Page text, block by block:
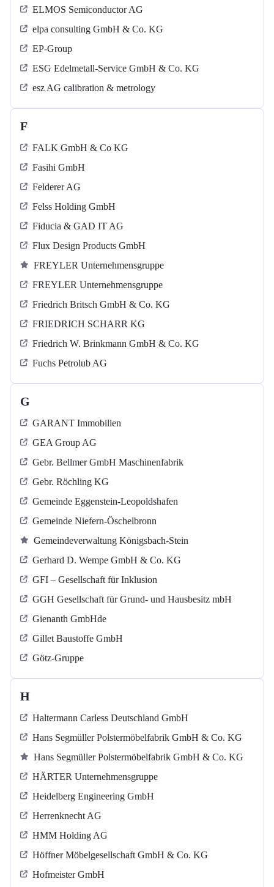
ELMOS Semiconductor AG
elpa consulting GmbH & Co. KG
EP-Group
ESG Edelmetall-Service GmbH & Co. KG
esz AG calibration & metrology
F
FALK GmbH & Co KG
Fasihi GmbH
Felderer AG
Felss Holding GmbH
Fiducia & GAD IT AG
Flux Design Products GmbH
FREYLER Unternehmensgruppe
FREYLER Unternehmensgruppe
Friedrich Britsch GmbH & Co. KG
FRIEDRICH SCHARR KG
Friedrich W. Brinkmann GmbH & Co. KG
Fuchs Petrolub AG
G
GARANT Immobilien
GEA Group AG
Gebr. Bellmer GmbH Maschinenfabrik
Gebr. Röchling KG
Gemeinde Eggenstein-Leopoldshafen
Gemeinde Niefern-Öschelbronn
Gemeindeverwaltung Königsbach-Stein
Gerhard D. Wempe GmbH & Co. KG
GFI – Gesellschaft für Inklusion
GGH Gesellschaft für Grund- und Hausbesitz mbH
Gienanth GmbHde
Gillet Baustoffe GmbH
Götz-Gruppe
H
Haltermann Carless Deutschland GmbH
Hans Segmüller Polstermöbelfabrik GmbH & Co. KG
Hans Segmüller Polstermöbelfabrik GmbH & Co. KG
HÄRTER Unternehmensgruppe
Heidelberg Engineering GmbH
Herrenknecht AG
HMM Holding AG
Höffner Möbelgesellschaft GmbH & Co. KG
Hofmeister GmbH